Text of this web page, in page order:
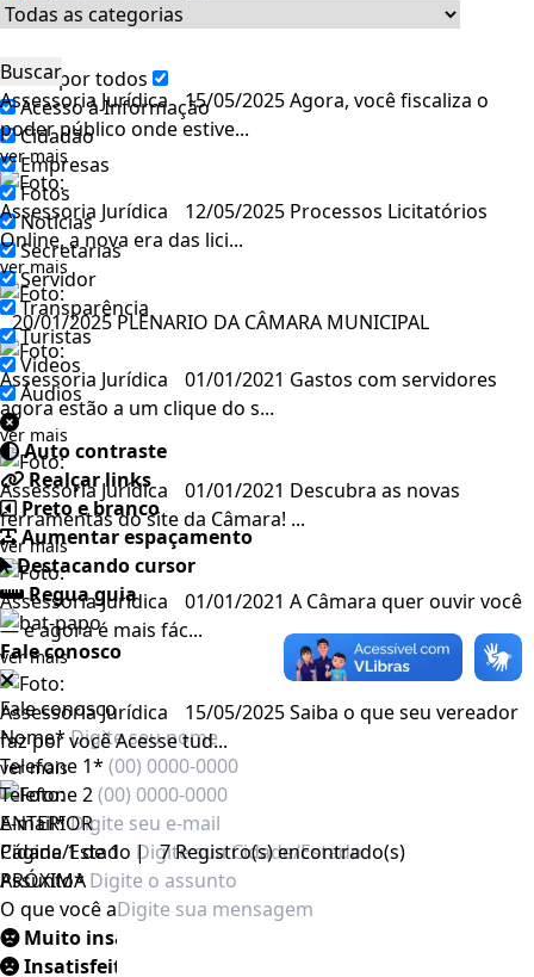
Filtrar por todos
Acesso à Informação
Cidadão
Empresas
Fotos
Notícias
Secretarias
Servidor
Transparência
Turistas
Videos
Áudios
Auto contraste
Realçar links
Preto e branco
Aumentar espaçamento
Destacando cursor
Regua guia
Fale conosco
Fale conosco
Nome*
Telefone 1*
Telefone 2
E-mail*
Cidade/Estado
Assunto*
Assessoria Jurídica 15/05/2025Agora, você fiscaliza o
poder público onde estive...
ver mais
Assessoria Jurídica 12/05/2025 Processos Licitatórios
Online, a nova era das lici...
ver mais
20/01/2025 PLENARIO DA CÂMARA MUNICIPAL
Assessoria Jurídica 01/01/2021 Gastos com servidores
agora estão a um clique do s...
ver mais
Assessoria Jurídica 01/01/2021 Descubra as novas
ferramentas do site da Câmara! ...
ver mais
Assessoria Jurídica 01/01/2021 A Câmara quer ouvir você
— e agora é mais fác...
ver mais
Assessoria Jurídica 15/05/2025Saiba o que seu vereador
faz por você Acesse tud...
ver mais
ANTERIOR
Página 1 de 1 | 7 Registro(s) encontrado(s)
PRÓXIMA
O que você achou da nossa página ?
Muito insatisfeito
Insatisfeito